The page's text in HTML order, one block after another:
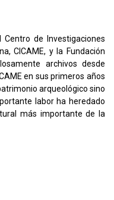
de Investigaciones
CICAME, y la Fundación
archivos desde
en sus primeros años
arqueológico sino
labor ha heredado
más importante de la